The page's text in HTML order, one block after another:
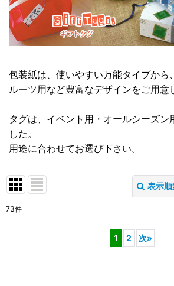
包装紙は、使いやすい万能タイプから
ルーツ用など豊富なデザインをご用意
タグは、イベント用・オールシーズン
した。
用途に合わせてお選び下さい。
表示
73件
1 2 次»